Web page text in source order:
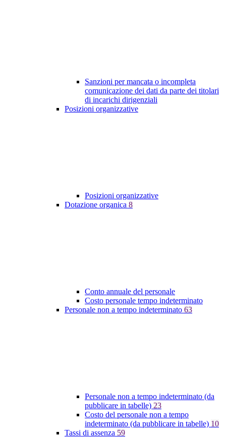
Sanzioni per mancata o incompleta
comunicazione dei dati da parte dei titolari
di incarichi dirigenziali
Posizioni organizzative
Posizioni organizzative
Dotazione organica 8
Conto annuale del personale
Costo personale tempo indeterminato
Personale non a tempo indeterminato 63
Personale non a tempo indeterminato (da
pubblicare in tabelle) 23
Costo del personale non a tempo
indeterminato (da pubblicare in tabelle) 10
Tassi di assenza 59